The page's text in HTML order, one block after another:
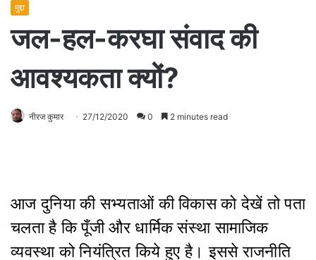
मुद्दा
जल-हल-करघा संवाद की
आवश्यकता क्यों?
नीरज कुमार 27/12/2020 0 2 minutes read
आज दुनिया की सभ्यताओं की विकास को देखें तो पता
चलता है कि पूँजी और धार्मिक संस्था सामाजिक
व्यवस्था को नियंत्रित किये हुए है। इससे राजनीति